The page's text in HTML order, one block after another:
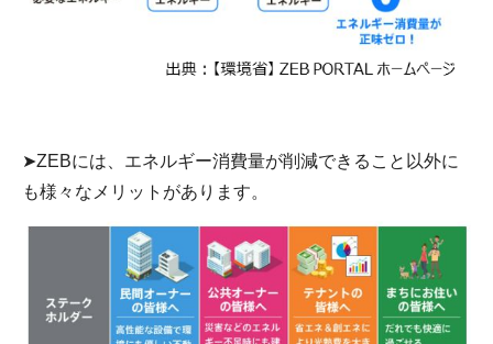
➤ZEBには、エネルギー消費量が削減できること以外に
も様々なメリットがあります。